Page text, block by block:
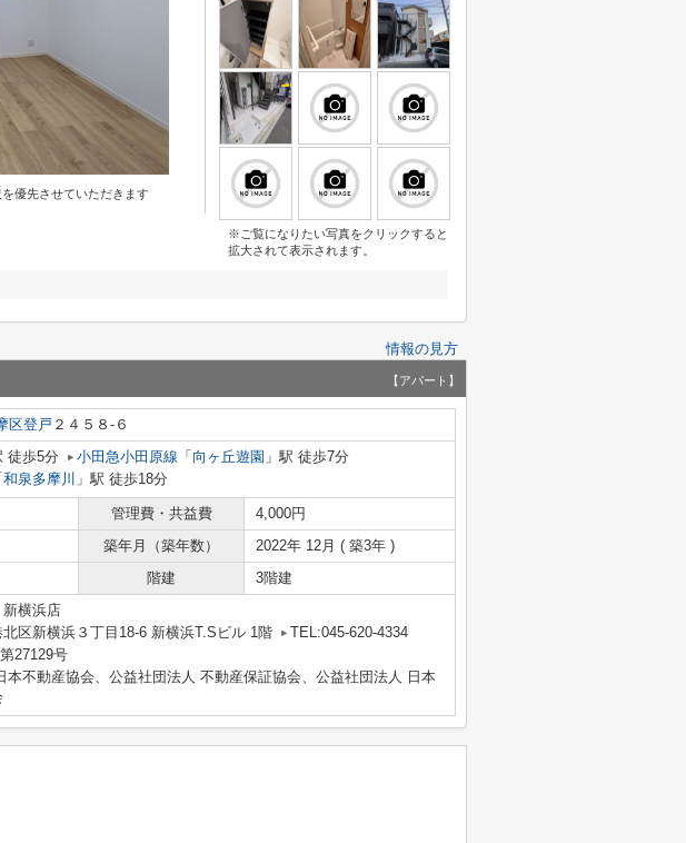
優先させていただきます
※ご覧になりたい写真をクリックすると
拡大されて表示されます。
情報の見方
【アパート】
区登戸 ２４５８-６
徒歩5分 小田急小田原線 「 向ヶ丘遊園 」駅 徒歩7分
和泉多摩川 」駅 徒歩18分
管理費・共益費
4,000円
築年月（築年数）
2022年 12月 ( 築3年 )
階建 3階建
横浜店
区新横浜３丁目18-6 新横浜T.Sビル 1階
TEL:045-620-4334
27129号
本不動産協会、公益社団法人 不動産保証協会、公益社団法人 日本